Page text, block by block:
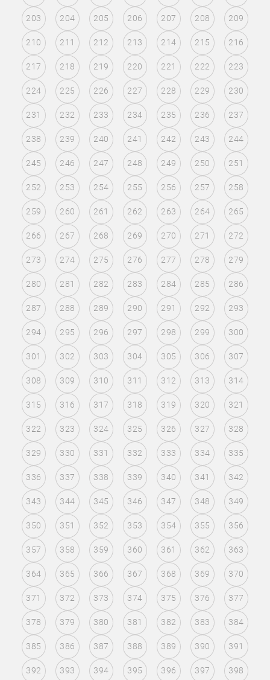
203 204 205 206 207 208 209
210 211 212 213 214 215 216
217 218 219 220 221 222 223
224 225 226 227 228 229 230
231 232 233 234 235 236 237
238 239 240 241 242 243 244
245 246 247 248 249 250 251
252 253 254 255 256 257 258
259 260 261 262 263 264 265
266 267 268 269 270 271 272
273 274 275 276 277 278 279
280 281 282 283 284 285 286
287 288 289 290 291 292 293
294 295 296 297 298 299 300
301 302 303 304 305 306 307
308 309 310 311 312 313 314
315 316 317 318 319 320 321
322 323 324 325 326 327 328
329 330 331 332 333 334 335
336 337 338 339 340 341 342
343 344 345 346 347 348 349
350 351 352 353 354 355 356
357 358 359 360 361 362 363
364 365 366 367 368 369 370
371 372 373 374 375 376 377
378 379 380 381 382 383 384
385 386 387 388 389 390 391
392 393 394 395 396 397 398